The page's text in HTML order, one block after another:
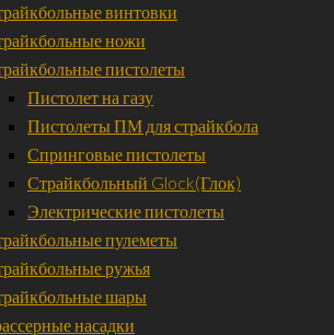
винтовки
ножи
пистолеты
Пистолет на газу
Пистолеты ПМ для страйкбола
Спринговые пистолеты
Страйкбольный Glock(Глок)
Электрические пистолеты
пулеметы
ружья
шары
насадки